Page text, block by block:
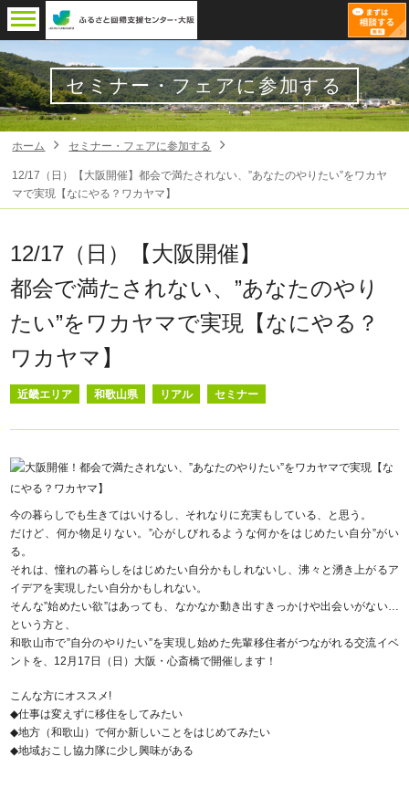
セミナー・フェアに参加する
ホーム セミナー・フェアに参加する
12/17（日）【大阪開催】都会で満たされない、”あなたのやりたい”をワカヤ
マで実現【なにやる？ワカヤマ】
12/17（日）【大阪開催】
都会で満たされない、”あなたのやり
たい”をワカヤマで実現【なにやる？
ワカヤマ】
近畿エリア 和歌山県 リアル セミナー
今の暮らしでも生きてはいけるし、それなりに充実もしている、と思う。
だけど、何か物足りない。”心がしびれるような何かをはじめたい自分”がい
る。
それは、憧れの暮らしをはじめたい自分かもしれないし、沸々と湧き上がるア
イデアを実現したい自分かもしれない。
そんな”始めたい欲”はあっても、なかなか動き出すきっかけや出会いがない…
という方と、
和歌山市で”自分のやりたい”を実現し始めた先輩移住者がつながれる交流イベ
ントを、12月17日（日）大阪・心斎橋で開催します！
こんな方にオススメ!
◆仕事は変えずに移住をしてみたい
◆地方（和歌山）で何か新しいことをはじめてみたい
◆地域おこし協力隊に少し興味がある